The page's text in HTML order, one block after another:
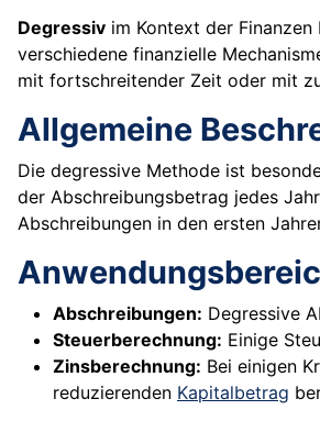
Degressiv im Kontext der
verschiedene finanzielle
mit fortschreitender Zeit oder mit
Allgemeine
Die degressive Methode ist
der Abschreibungsbetrag jedes
Abschreibungen in den ersten
Abschreibungen: Degressive
Steuerberechnung: Einige
Zinsberechnung: Bei einigen
reduzierenden Kapitalbetrag